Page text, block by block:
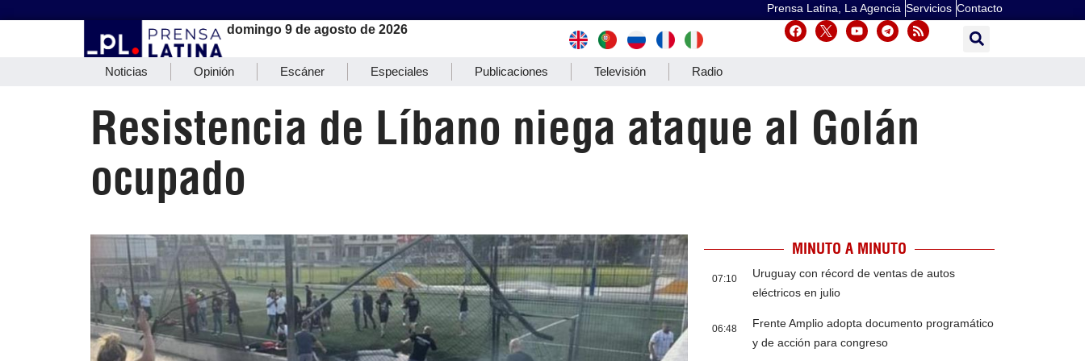
Prensa Latina, La Agencia Servicios Contacto
domingo 9 de agosto de 2026
Noticias Opinión Escáner Especiales Publicaciones Televisión Radio
Resistencia de Líbano niega ataque al Golán
ocupado
MINUTO A MINUTO
07:10
Uruguay con récord de ventas de autos
eléctricos en julio
06:48
Frente Amplio adopta documento programático
y de acción para congreso